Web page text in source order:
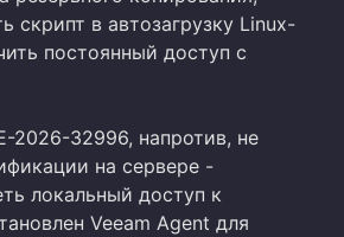
скрипт в автозагрузку Linux-
постоянный доступ с
2026-32996, напротив, не
на сервере -
локальный доступ к
Veeam Agent для